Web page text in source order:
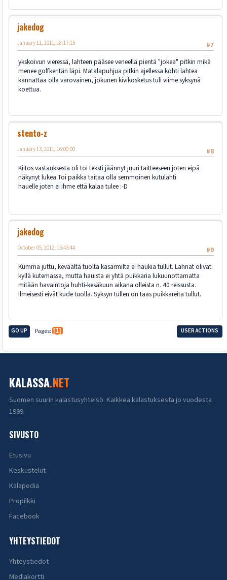
jakedog
#7
January 11, 2011, 18:17:15
ykskoivun vieressä, lahteen pääsee veneellä pientä "jokea" pitkin mikä
menee golfkentän läpi. Matalapuhjua pitkin ajellessa kohti lahtea
kannattaa olla varovainen, jokunen kivikosketus tuli viime syksynä
koettua.
stento-z
#8
January 13, 2011, 16:00:00
Kiitos vastauksesta oli toi teksti jäännyt juuri taitteeseen joten eipä
näkynyt lukea.Toi paikka taitaa olla semmoinen kutulahti
hauelle joten ei ihme että kalaa tulee :-D
jakedog
#9
October 05, 2012, 15:43:44
Kumma juttu, keväältä tuolta kasarmilta ei haukia tullut. Lahnat olivat
kyllä kutemassa, mutta hauista ei yhtä puikkaria lukuunottamatta
mitään havaintoja huhti-kesäkuun aikana olleista n. 40 reissusta.
Ilmeisesti eivät kude tuolla. Syksyn tullen on taas puikkareita tullut.
GO UP Pages 1 USER ACTIONS
KALASSA.NET
Suomen suurin kalastusyhteisö. Kaikkea kalastuksesta jo vuodesta
1999.
SIVUSTO
Etusivu
Keskustelut
Kalapedia
Propilkki
Facebook
YHTEYSTIEDOT
Yhteystiedot
Mediakortti